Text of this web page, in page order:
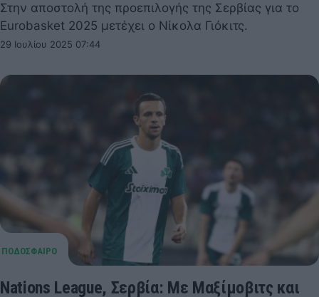
Στην αποστολή της προεπιλογής της Σερβίας για το
Eurobasket 2025 μετέχει ο Νίκολα Γιόκιτς.
29 Ιουλίου 2025 07:44
Nations League, Σερβία: Με Μαξίμοβιτς και